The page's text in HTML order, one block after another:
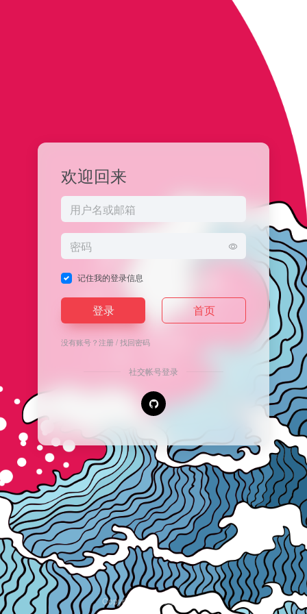
欢迎回来
记住我的登录信息
登录 首页
没有账号？注册/找回密码
社交帐号登录
Copyright © 2026安逸导航